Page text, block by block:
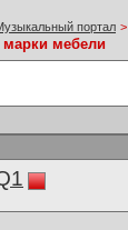
портал >
марки мебели